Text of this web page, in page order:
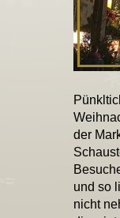
der
und so
nicht